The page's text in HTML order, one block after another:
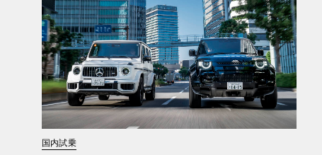
国内試乗